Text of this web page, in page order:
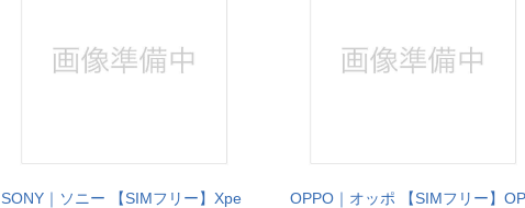
SONY｜ソニー 【SIMフリー】Xpe
OPPO｜オッポ 【SIMフリー】OP